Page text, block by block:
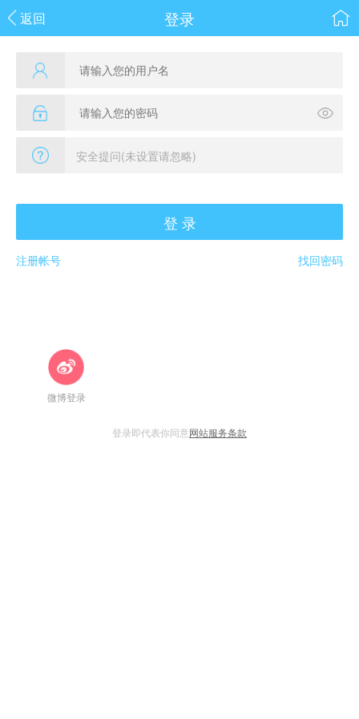
返回 登录
登 录
注册帐号 找回密码
微博登录
登录即代表你同意网站服务条款